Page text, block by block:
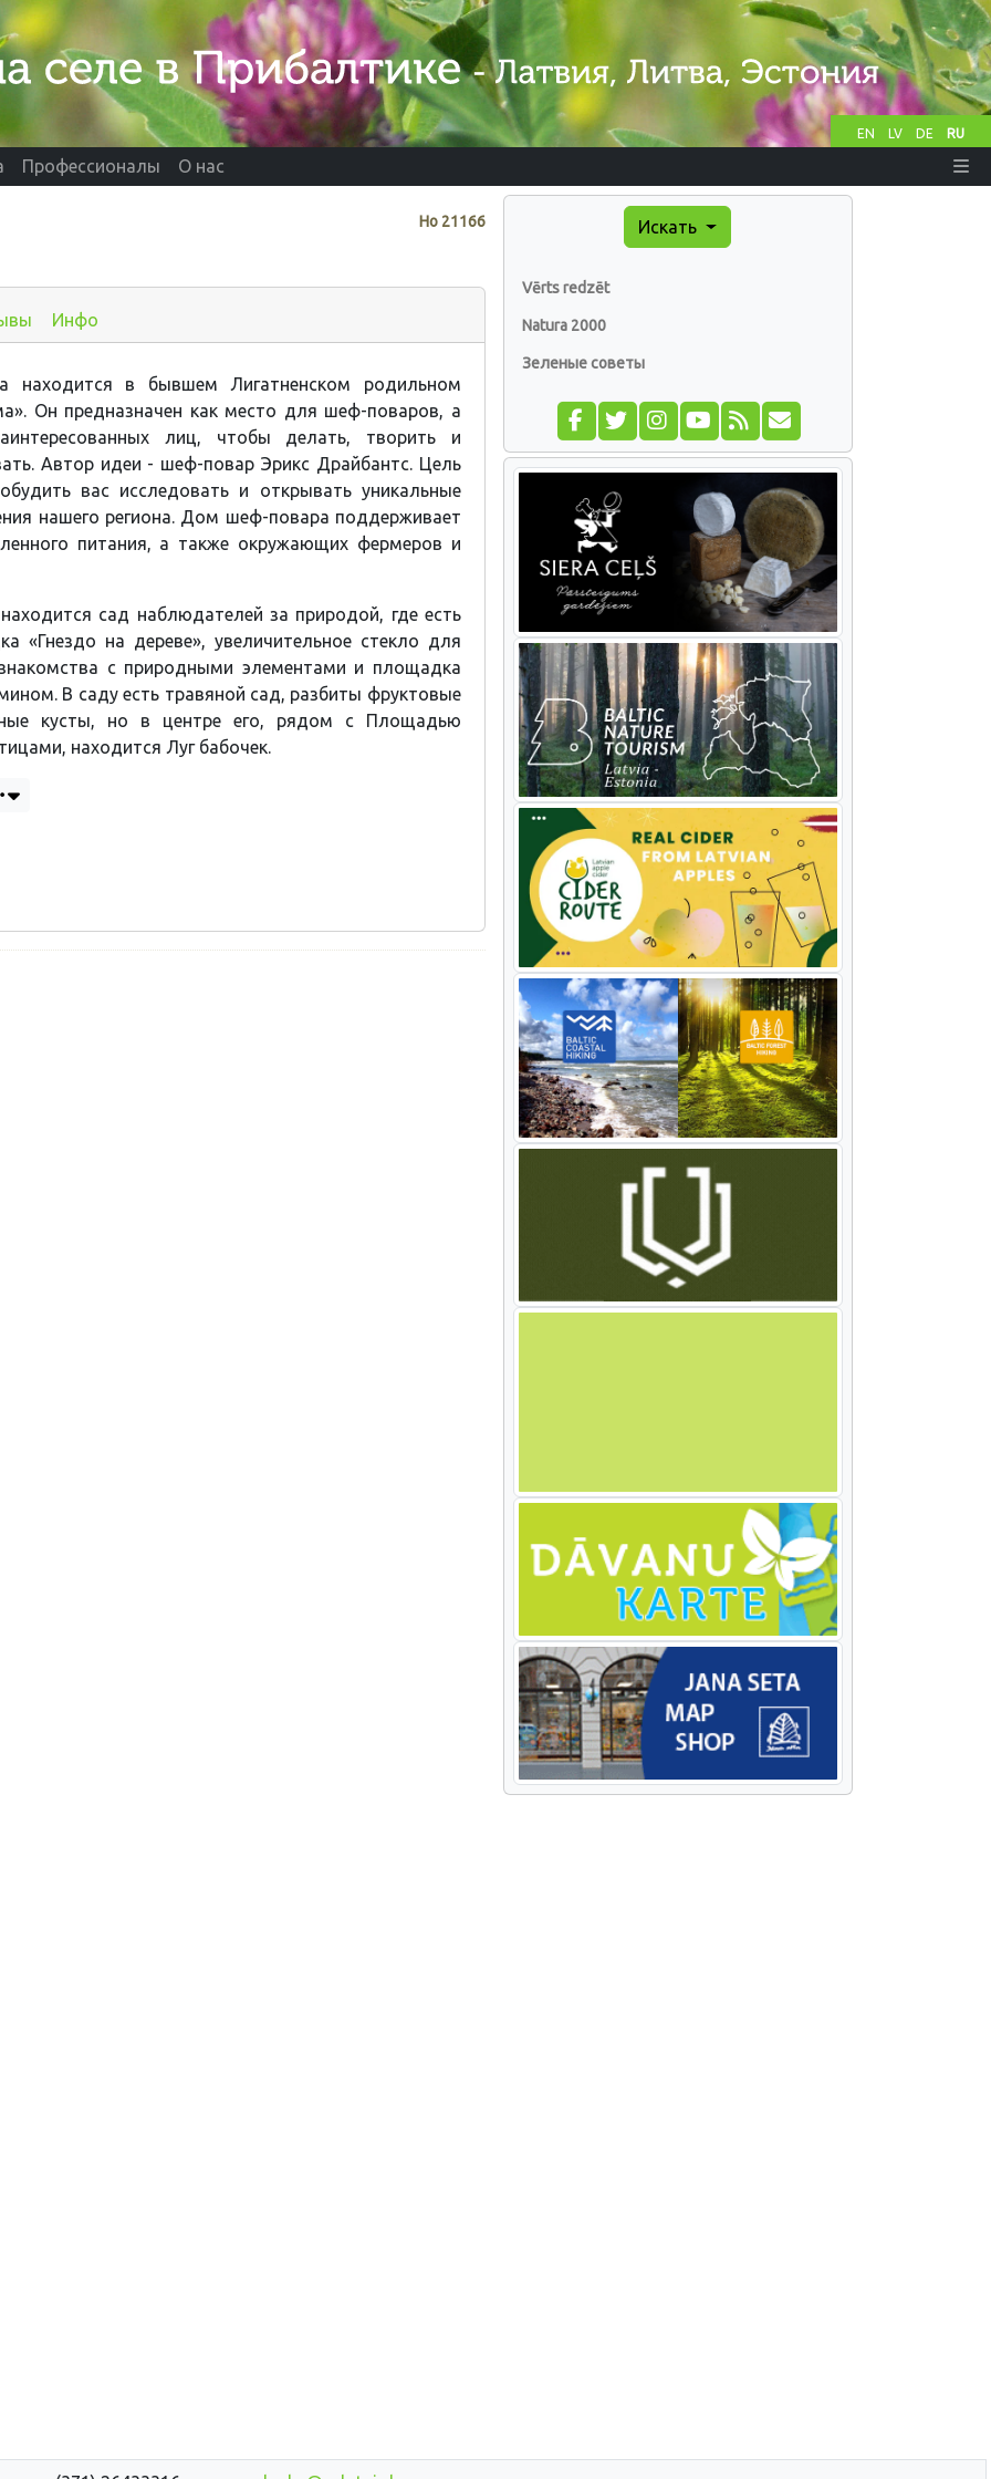
EN LV DE RU
Профессионалы О нас
Нo 21166
Инфо
находится в бывшем Лигатненском родильном
Он предназначен как место для шеф-поваров, а
лиц, чтобы делать, творить и
Автор идеи - шеф-повар Эрикс Драйбантс. Цель
вас исследовать и открывать уникальные
нашего региона. Дом шеф-повара поддерживает
питания, а также окружающих фермеров и
сад наблюдателей за природой, где есть
«Гнездо на дереве», увеличительное стекло для
с природными элементами и площадка
В саду есть травяной сад, разбиты фруктовые
кусты, но в центре его, рядом с Площадью
находится Луг бабочек.
Искать
Vērts redzēt
Natura 2000
Зеленые советы